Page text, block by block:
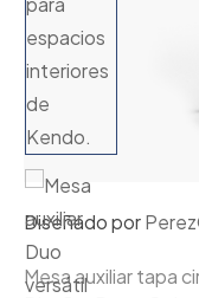
Diseñado por
Mesa auxiliar tapa